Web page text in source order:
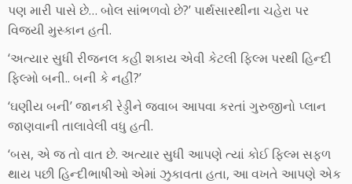
પણ મારી પાસે છે… બોલ સાંભળવો છે?’ પાર્થસારથીના ચહેરા પર
વિજયી મુસ્કાન હતી.
‘અત્યાર સુધી રીજનલ કહી શકાય એવી કેટલી ફિલ્મ પરથી હિન્દી
ફિલ્મો બની.. બની કે નહીં?’
‘ઘણીય બની’ જાનકી રેડ્ડીને જવાબ આપવા કરતાં ગુરુજીનો પ્લાન
જાણવાની તાલાવેલી વધુ હતી.
‘બસ, એ જ તો વાત છે. અત્યાર સુધી આપણે ત્યાં કોઈ ફિલ્મ સફળ
થાય પછી હિન્દીભાષીઓ એમાં ઝુકાવતા હતા, આ વખતે આપણે એક